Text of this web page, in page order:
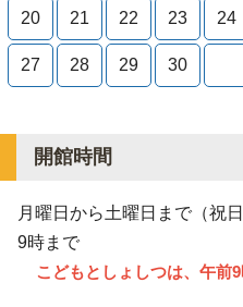
20 21 22 23 24
27 28 29 30
開館時間
月曜日から土曜日まで（祝
9時まで
こどもとしょしつは、午前